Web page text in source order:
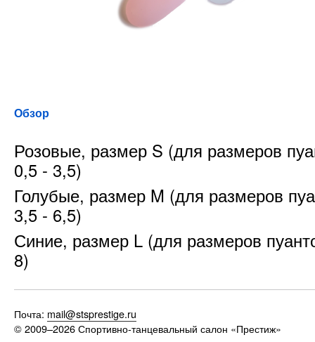
Обзор
Розовые, размер S (для размеров
0,5 - 3,5)
Голубые, размер M (для размеров
3,5 - 6,5)
Синие, размер L (для размеров
8)
Почта: mail@stsprestige.ru
© 2009–2026Спортивно-танцевальный салон «Престиж»